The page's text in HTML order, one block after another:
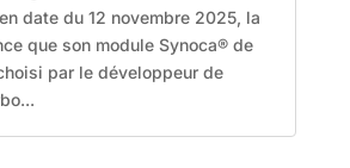
date du 12 novembre 2025, la
que son module Synoca® de
par le développeur de